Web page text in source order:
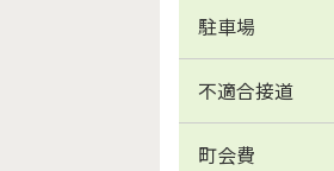
駐車場
不適合接道
町会費